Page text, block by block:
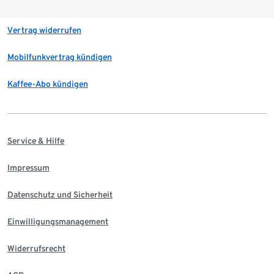
Vertrag widerrufen
Mobilfunkvertrag kündigen
Kaffee-Abo kündigen
Service & Hilfe
Impressum
Datenschutz und Sicherheit
Einwilligungsmanagement
Widerrufsrecht